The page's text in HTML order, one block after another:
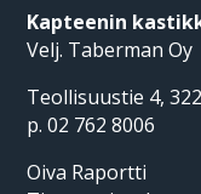
Kapteenin
Velj. Taberman Oy
Teollisuustie 4,
p. 02 762 8006
Oiva Raportti